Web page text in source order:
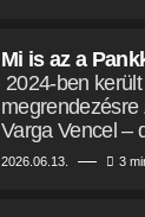
Mi is az a
2024-ben
Varga Vencel –
2026.06.13. 3